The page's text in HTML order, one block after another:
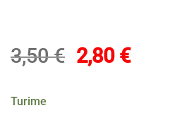
3,50€ Original
2,80 €Current
Turime